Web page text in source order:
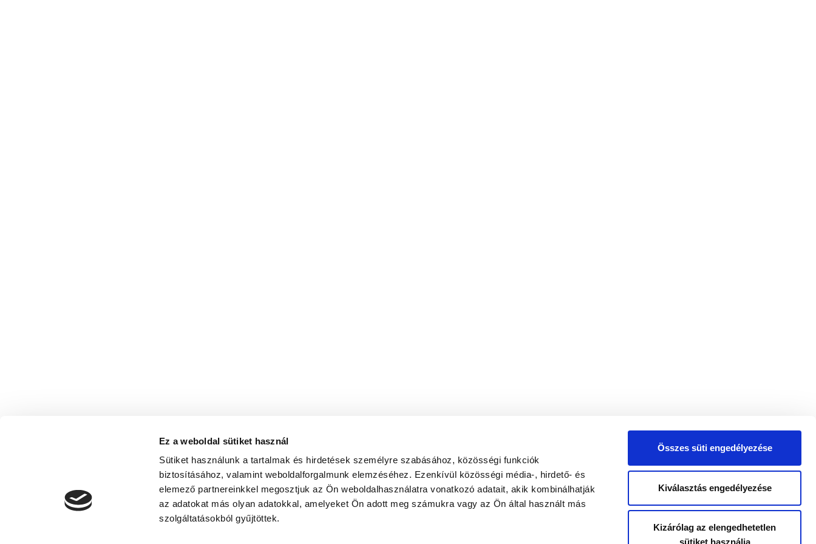
Ez a weboldal sütiket használ
Sütiket használunk a tartalmak és hirdetések személyre szabásához, közösségi funkciók
biztosításához, valamint weboldalforgalmunk elemzéséhez. Ezenkívül közösségi média-, hirdető- és
elemező partnereinkkel megosztjuk az Ön weboldalhasználatra vonatkozó adatait, akik kombinálhatják
az adatokat más olyan adatokkal, amelyeket Ön adott meg számukra vagy az Ön által használt más
szolgáltatásokból gyűjtöttek.
Összes süti engedélyezése
Kiválasztás engedélyezése
Kizárólag az elengedhetetlen
sütiket használja